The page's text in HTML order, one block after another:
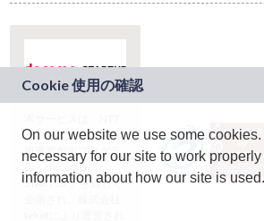
ドコモグループの新
規事業創出プログラ
ム「docomo
STARTUP」を通じて
On our website we use some
necessary for our site to work
information about how our site is used.